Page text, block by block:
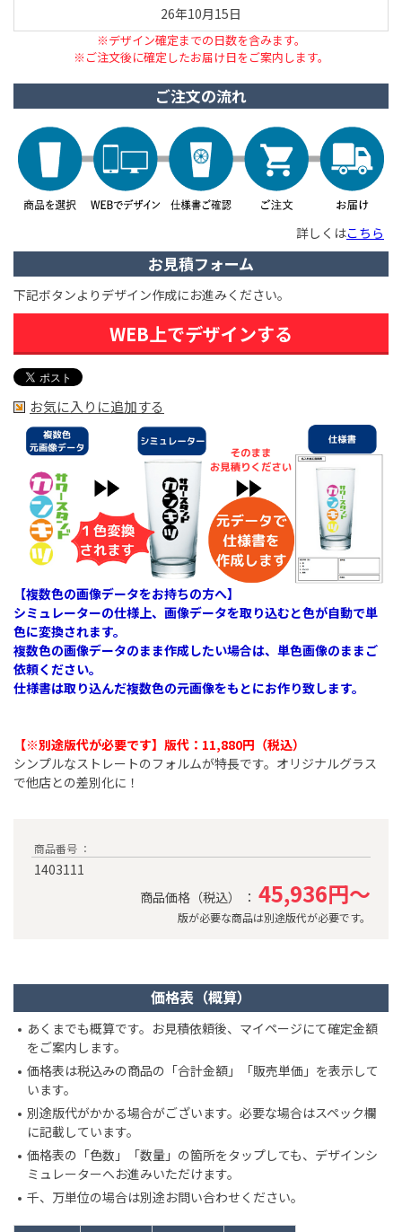
26年10月15日
※デザイン確定までの日数を含みます。
※ご注文後に確定したお届け日をご案内します。
ご注文の流れ
詳しくはこちら
お見積フォーム
下記ボタンよりデザイン作成にお進みください。
WEB上でデザインする
お気に入りに追加する
【複数色の画像データをお持ちの方へ】
シミュレーターの仕様上、画像データを取り込むと色が自動で単
色に変換されます。
複数色の画像データのまま作成したい場合は、単色画像のままご
依頼ください。
仕様書は取り込んだ複数色の元画像をもとにお作り致します。
【※別途版代が必要です】版代：11,880円（税込）​
シンプルなストレートのフォルムが特長です。オリジナルグラス
で他店との差別化に！
商品番号 ：
1403111
商品価格（税込） ： 45,936円～
版が必要な商品は別途版代が必要です。
価格表（概算）
あくまでも概算です。お見積依頼後、マイページにて確定金額
をご案内します。
価格表は税込みの商品の「合計金額」「販売単価」を表示して
います。
別途版代がかかる場合がございます。必要な場合はスペック欄
に記載しています。
価格表の「色数」「数量」の箇所をタップしても、デザインシ
ミュレーターへお進みいただけます。
千、万単位の場合は別途お問い合わせください。